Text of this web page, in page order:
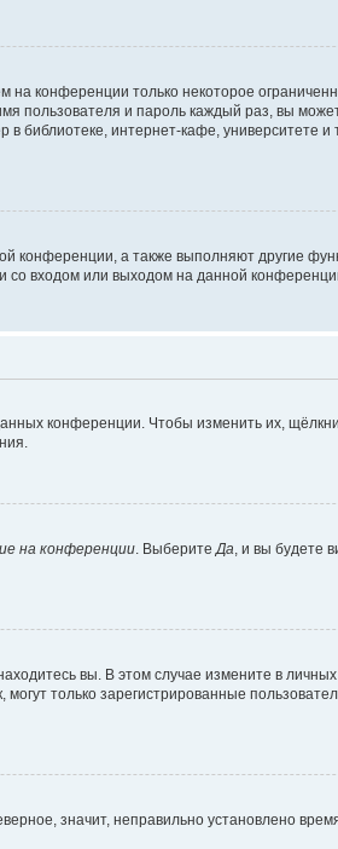
на конференции только некоторое
пользователя и пароль каждый раз, вы
библиотеке, интернет-кафе, университете и
конференции, а также выполняют другие
входом или выходом на данной
конференции. Чтобы изменить их,
на конференции . Выберите Да , и вы будете
вы. В этом случае измените в
только зарегистрированные
значит, неправильно установлено